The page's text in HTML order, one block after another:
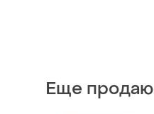
Еще продаю